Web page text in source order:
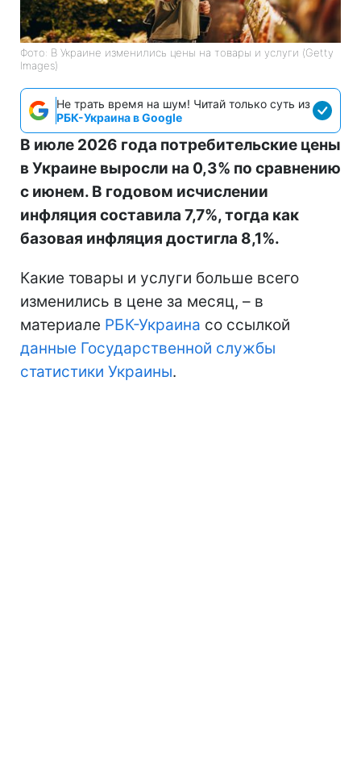
Фото: В Украине изменились цены на товары и услуги (Getty
Images)
Не трать время на шум! Читай только суть из
РБК-Украина в Google
В июле 2026 года потребительские цены
в Украине выросли на 0,3% по сравнению
с июнем. В годовом исчислении
инфляция составила 7,7%, тогда как
базовая инфляция достигла 8,1%.
Какие товары и услуги больше всего
изменились в цене за месяц, – в
материале РБК-Украина со ссылкой
данные Государственной службы
статистики Украины.